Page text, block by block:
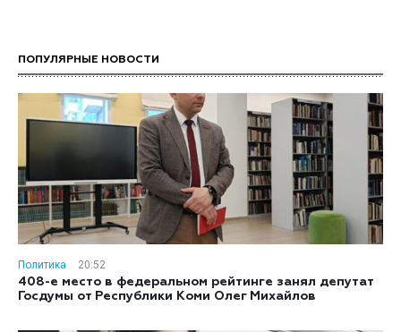
ПОПУЛЯРНЫЕ НОВОСТИ
Политика
20:52
408-е место в федеральном рейтинге занял депутат
Госдумы от Республики Коми Олег Михайлов